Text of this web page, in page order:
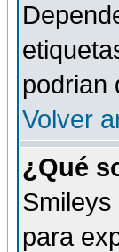
podrian
Volver
¿Qué
para